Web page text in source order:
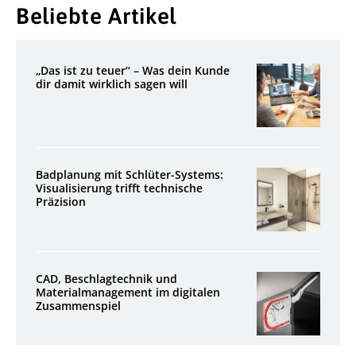
Beliebte Artikel
„Das ist zu teuer“ – Was dein Kunde
dir damit wirklich sagen will
Badplanung mit Schlüter-Systems:
Visualisierung trifft technische
Präzision
CAD, Beschlagtechnik und
Materialmanagement im digitalen
Zusammenspiel